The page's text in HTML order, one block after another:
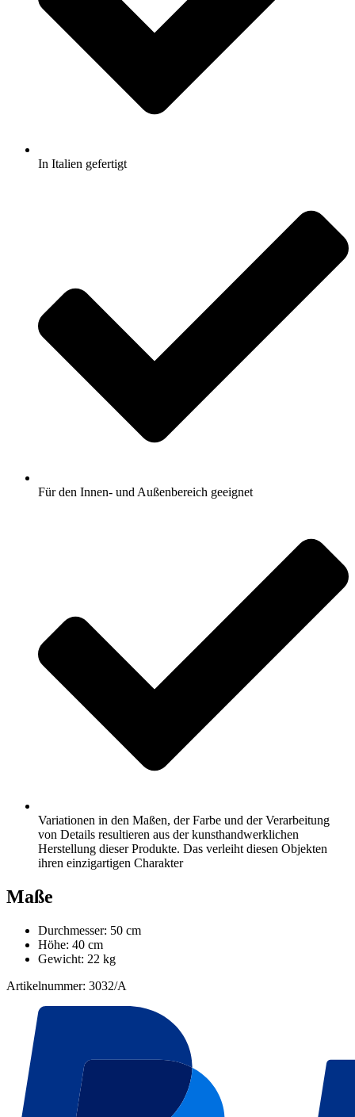
In Italien gefertigt
Für den Innen- und Außenbereich geeignet
Variationen in den Maßen, der Farbe und der Verarbeitung
von Details resultieren aus der kunsthandwerklichen
Herstellung dieser Produkte. Das verleiht diesen Objekten
ihren einzigartigen Charakter
Maße
Durchmesser: 50 cm
Höhe: 40 cm
Gewicht: 22 kg
Artikelnummer: 3032/A